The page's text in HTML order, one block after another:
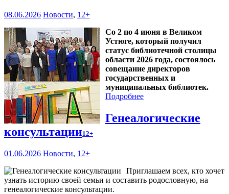
08.06.2026 Новости, 12+
Со 2 по 4 июня в Великом
Устюге, который получил
статус библиотечной столицы
области 2026 года, состоялось
совещание директоров
государственных и
муниципальных библиотек.
Подробнее
Генеалогические
консультации12+
01.06.2026 Новости, 12+
Приглашаем всех, кто хочет
узнать историю своей семьи и составить родословную, на
генеалогические консультации.